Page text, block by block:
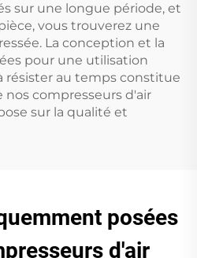
sur une longue période, et
vous trouverez une
La conception et la
pour une utilisation
résister au temps constitue
compresseurs d'air
sur la qualité et
posées
d'air